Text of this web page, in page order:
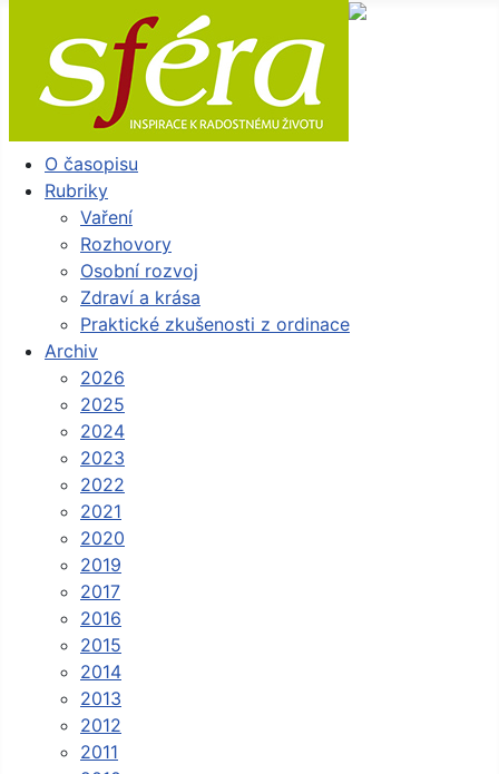
O časopisu
Rubriky
Vaření
Rozhovory
Osobní rozvoj
Zdraví a krása
Praktické zkušenosti z ordinace
Archiv
2026
2025
2024
2023
2022
2021
2020
2019
2017
2016
2015
2014
2013
2012
2011